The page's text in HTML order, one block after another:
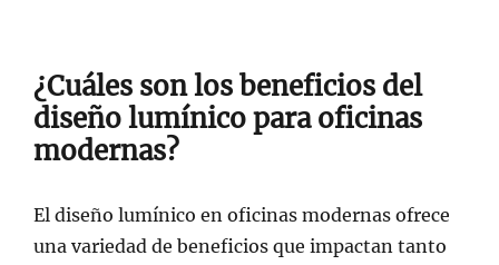
¿Cuáles son los beneficios del
diseño lumínico para oficinas
modernas?
El diseño lumínico en oficinas modernas ofrece
una variedad de beneficios que impactan tanto